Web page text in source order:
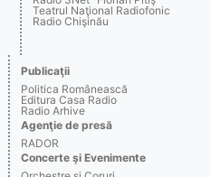
Teatrul Naţional Radiofonic
Radio Chişinău
Publicaţii
Politica Românească
Editura Casa Radio
Radio Arhive
Agenţie de presă
RADOR
Concerte şi Evenimente